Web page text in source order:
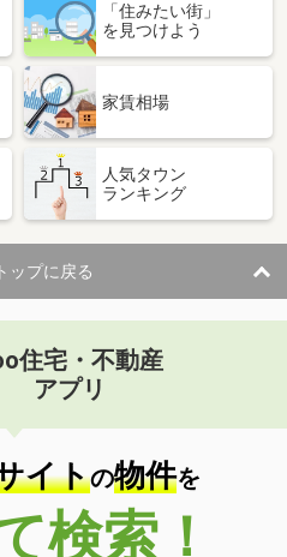
「住みたい街」
を見つけよう
家賃相場
人気タウン
ランキング
ップに戻る
住宅・不動産
アプリ
イトの物件を
検索！